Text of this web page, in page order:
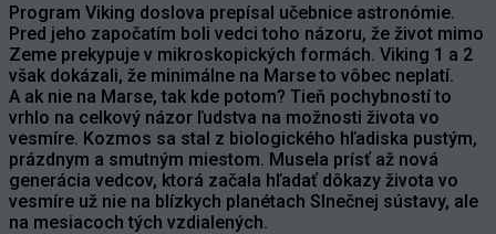
Program Viking doslova prepísal učebnice astronómie.
Pred jeho započatím boli vedci toho názoru, že život mimo
Zeme prekypuje v mikroskopických formách. Viking 1 a 2
však dokázali, že minimálne na Marse to vôbec neplatí.
A ak nie na Marse, tak kde potom? Tieň pochybností to
vrhlo na celkový názor ľudstva na možnosti života vo
vesmíre. Kozmos sa stal z biologického hľadiska pustým,
prázdnym a smutným miestom. Musela prísť až nová
generácia vedcov, ktorá začala hľadať dôkazy života vo
vesmíre už nie na blízkych planétach Slnečnej sústavy, ale
na mesiacoch tých vzdialených.